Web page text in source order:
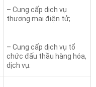
– Cung cấp dịch vụ
thương mại điện tử;
– Cung cấp dịch vụ tổ
chức đấu thầu hàng hóa,
dịch vụ.